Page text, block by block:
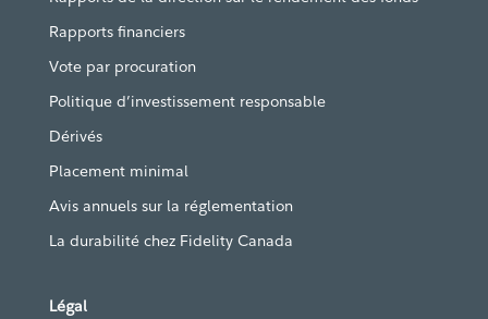
Rapports financiers
Vote par procuration
Politique d’investissement responsable
Dérivés
Placement minimal
Avis annuels sur la réglementation
La durabilité chez Fidelity Canada
Légal